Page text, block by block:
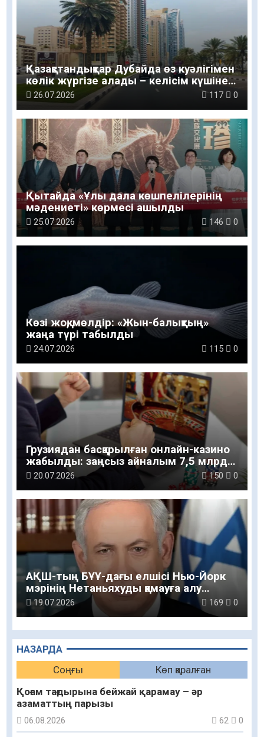
НАЗАРДА
Соңғы
Көп қаралған
Қоғам тағдырына бейжай қарамау – әр
азаматтың парызы
06.08.2026 62 0
Қазақстандықтар Дубайда өз куәлігімен
көлік жүргізе алады – келісім күшіне
енді
26.07.2026 117 0
Қытайда «Ұлы дала көшпелілерінің
мәдениеті» көрмесі ашылды
25.07.2026 146 0
Көзі жоқ, мөлдір: «Жын-балықтың»
жаңа түрі табылды
24.07.2026 115 0
Грузиядан басқарылған онлайн-казино
жабылды: заңсыз айналым 7,5 млрд
теңгеге жеткен
20.07.2026 150 0
АҚШ-тың БҰҰ-дағы елшісі Нью-Йорк
мэрінің Нетаньяхуды қамауға алу
туралы мәлімдемесін жоққа шығарды
19.07.2026 169 0